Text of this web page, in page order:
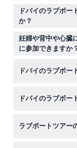
写真用にカメラや
日焼け止めを着用
ライフジャケット
持ってくる必要は
ドバイのラブボー
か？
はい、3歳以上の
安全上の理由から
きません。
妊婦や背中や心臓
に参加できますか
がある方はボート
ドバイのラブボー
にオンライン予約
ドバイのラブボー
ンセルする必要が
ラブボートツアー